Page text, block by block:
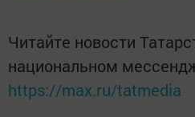
Читайте новости
национальном
https://max.ru/tatmedia